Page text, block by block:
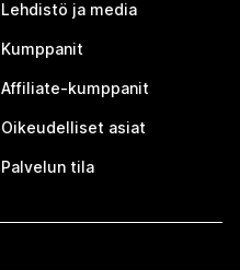
Lehdistö ja media
Kumppanit
Affiliate-kumppanit
Oikeudelliset asiat
Palvelun tila